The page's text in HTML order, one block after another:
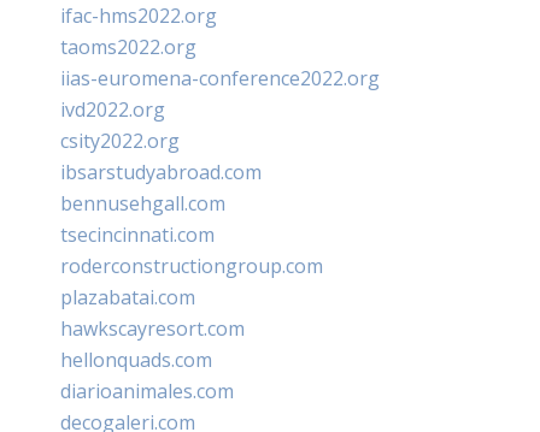
ifac-hms2022.org
taoms2022.org
iias-euromena-conference2022.org
ivd2022.org
csity2022.org
ibsarstudyabroad.com
bennusehgall.com
tsecincinnati.com
roderconstructiongroup.com
plazabatai.com
hawkscayresort.com
hellonquads.com
diarioanimales.com
decogaleri.com